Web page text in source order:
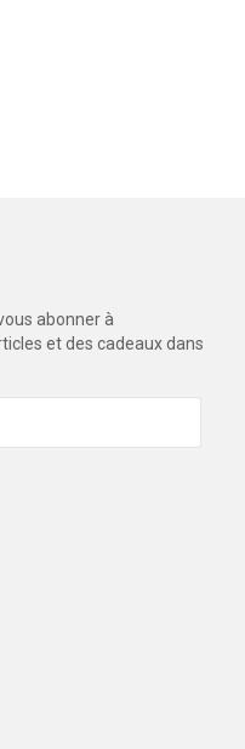
abonner à
et des cadeaux dans